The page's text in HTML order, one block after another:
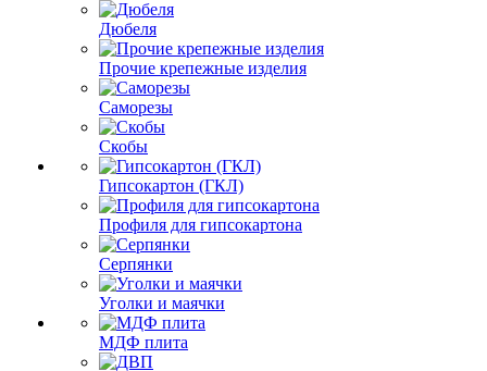
Дюбеля
Прочие крепежные изделия
Саморезы
Скобы
Гипсокартон (ГКЛ)
Профиля для гипсокартона
Серпянки
Уголки и маячки
МДФ плита